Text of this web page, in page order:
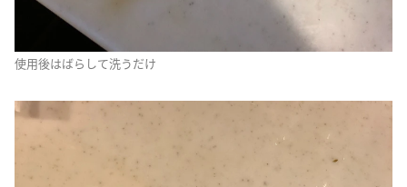
使用後はばらして洗うだけ